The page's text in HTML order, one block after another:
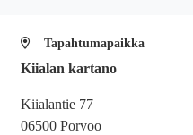
Tapahtumapaikka
Kiialan kartano
Kiialantie 77
06500 Porvoo